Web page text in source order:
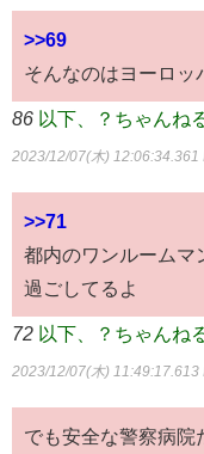
>>69
そんなのはヨーロッ
86 以下、？ちゃんね
2023/12/07(木) 12:06:34.361
>>71
都内のワンルームマ
過ごしてるよ
72 以下、？ちゃんね
2023/12/07(木) 11:49:17.613
でも安全な警察病院